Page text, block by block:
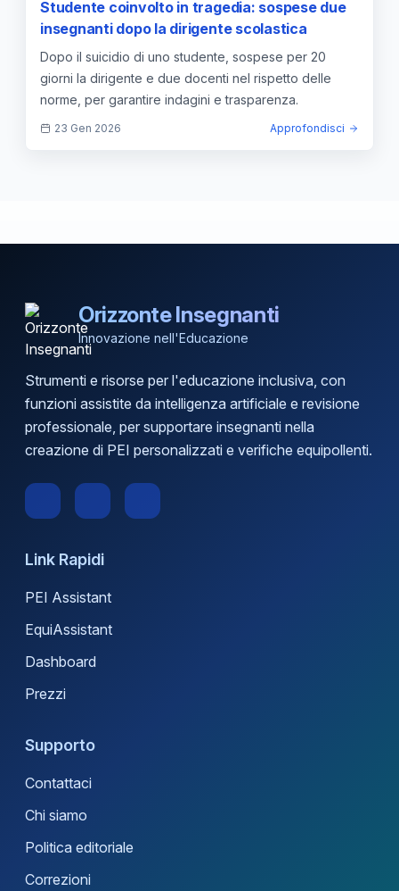
Studente coinvolto in tragedia: sospese due
insegnanti dopo la dirigente scolastica
Dopo il suicidio di uno studente, sospese per 20
giorni la dirigente e due docenti nel rispetto delle
norme, per garantire indagini e trasparenza.
23 Gen 2026 Approfondisci
Orizzonte Insegnanti
Innovazione nell'Educazione
Strumenti e risorse per l'educazione inclusiva, con
funzioni assistite da intelligenza artificiale e revisione
professionale, per supportare insegnanti nella
creazione di PEI personalizzati e verifiche equipollenti.
Link Rapidi
PEI Assistant
EquiAssistant
Dashboard
Prezzi
Supporto
Contattaci
Chi siamo
Politica editoriale
Correzioni